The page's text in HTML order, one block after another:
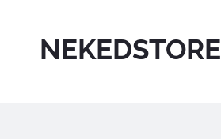
NEKEDSTORE